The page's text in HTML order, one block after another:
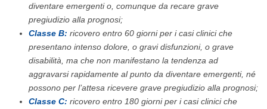
diventare emergenti o, comunque da recare grave
pregiudizio alla prognosi;
Classe B: ricovero entro 60 giorni per i casi clinici che
presentano intenso dolore, o gravi disfunzioni, o grave
disabilità, ma che non manifestano la tendenza ad
aggravarsi rapidamente al punto da diventare emergenti, né
possono per l’attesa ricevere grave pregiudizio alla prognosi;
Classe C: ricovero entro 180 giorni per i casi clinici che